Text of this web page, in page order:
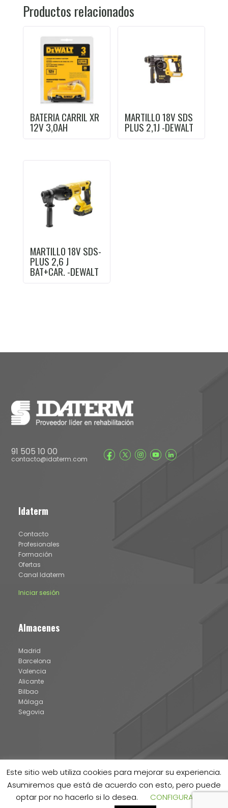
Productos relacionados
BATERIA CARRIL XR
12V 3,0AH
MARTILLO 18V SDS
PLUS 2,1J -DEWALT
MARTILLO 18V SDS-
PLUS 2,6 J
BAT+CAR. -DEWALT
91 505 10 00
contacto@idaterm.com
Idaterm
Contacto
Profesionales
Formación
Ofertas
Canal Idaterm
Iniciar sesión
Almacenes
Madrid
Barcelona
Valencia
Alicante
Bilbao
Málaga
Segovia
® IDATERM 2024 | Aviso legal y política de cookies
Este sitio web utiliza cookies para mejorar su experiencia.
Asumiremos que está de acuerdo con esto, pero puede
optar por no hacerlo si lo desea.
CONFIGURACION